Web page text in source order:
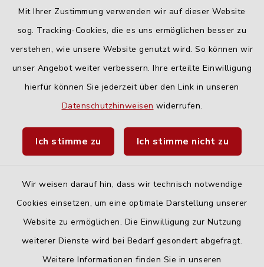
Mit Ihrer Zustimmung verwenden wir auf dieser Website
sog. Tracking-Cookies, die es uns ermöglichen besser zu
verstehen, wie unsere Website genutzt wird. So können wir
unser Angebot weiter verbessern. Ihre erteilte Einwilligung
hierfür können Sie jederzeit über den Link in unseren
Datenschutzhinweisen widerrufen.
Ich stimme zu Ich stimme nicht zu
Wir weisen darauf hin, dass wir technisch notwendige
Cookies einsetzen, um eine optimale Darstellung unserer
Website zu ermöglichen. Die Einwilligung zur Nutzung
weiterer Dienste wird bei Bedarf gesondert abgefragt.
Weitere Informationen finden Sie in unseren
Freitag:
geschlossen
Quicklinks
Fahrplanauskunft DING
Barrierefreiheit